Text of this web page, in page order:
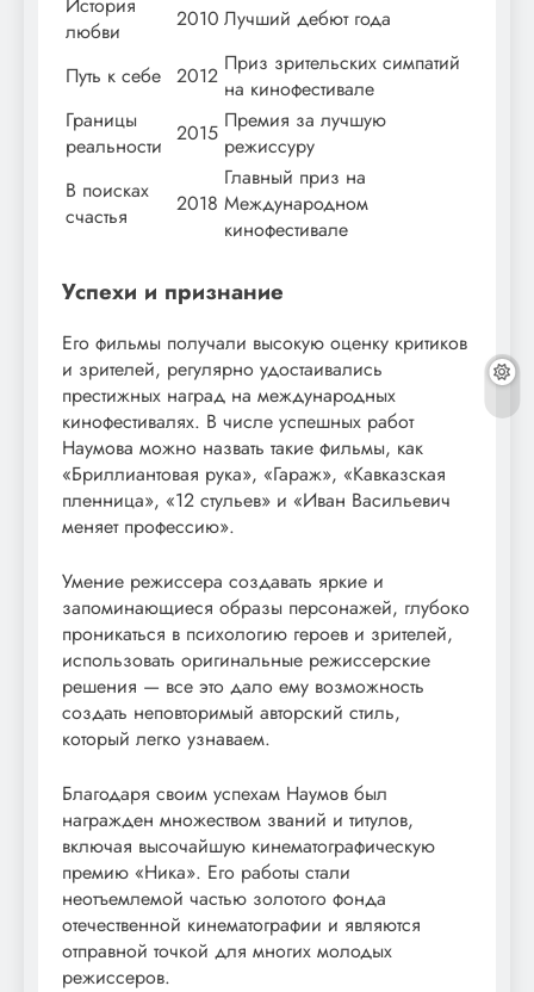
любви
2010 Лучший дебют года
Путь к себе 2012 Приз зрительских симпатий
на кинофестивале
Границы
реальности 2015 Премия за лучшую
режиссуру
В поисках
счастья
2018
Главный приз на
Международном
кинофестивале
Успехи и признание
Его фильмы получали высокую оценку критиков
и зрителей, регулярно удостаивались
престижных наград на международных
кинофестивалях. В числе успешных работ
Наумова можно назвать такие фильмы, как
«Бриллиантовая рука», «Гараж», «Кавказская
пленница», «12 стульев» и «Иван Васильевич
меняет профессию».
Умение режиссера создавать яркие и
запоминающиеся образы персонажей, глубоко
проникаться в психологию героев и зрителей,
использовать оригинальные режиссерские
решения — все это дало ему возможность
создать неповторимый авторский стиль,
который легко узнаваем.
Благодаря своим успехам Наумов был
награжден множеством званий и титулов,
включая высочайшую кинематографическую
премию «Ника». Его работы стали
неотъемлемой частью золотого фонда
отечественной кинематографии и являются
отправной точкой для многих молодых
режиссеров.